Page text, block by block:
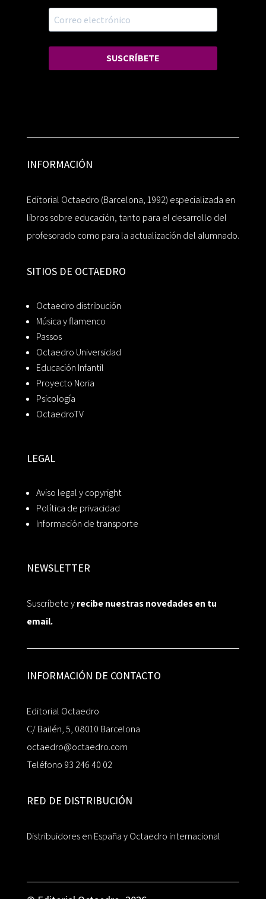
SUSCRÍBETE
INFORMACIÓN
Editorial Octaedro (Barcelona, 1992) especializada en
libros sobre educación, tanto para el desarrollo del
profesorado como para la actualización del alumnado.
SITIOS DE OCTAEDRO
Octaedro distribución
Música y flamenco
Passos
Octaedro Universidad
Educación Infantil
Proyecto Noria
Psicología
OctaedroTV
LEGAL
Aviso legal y copyright
Política de privacidad
Información de transporte
NEWSLETTER
Suscríbete yrecibe nuestras novedades en tu
email.
INFORMACIÓN DE CONTACTO
Editorial Octaedro
C/ Bailén, 5, 08010 Barcelona
octaedro@octaedro.com
Teléfono 93 246 40 02
RED DE DISTRIBUCIÓN
Distribuidores en España y Octaedro internacional